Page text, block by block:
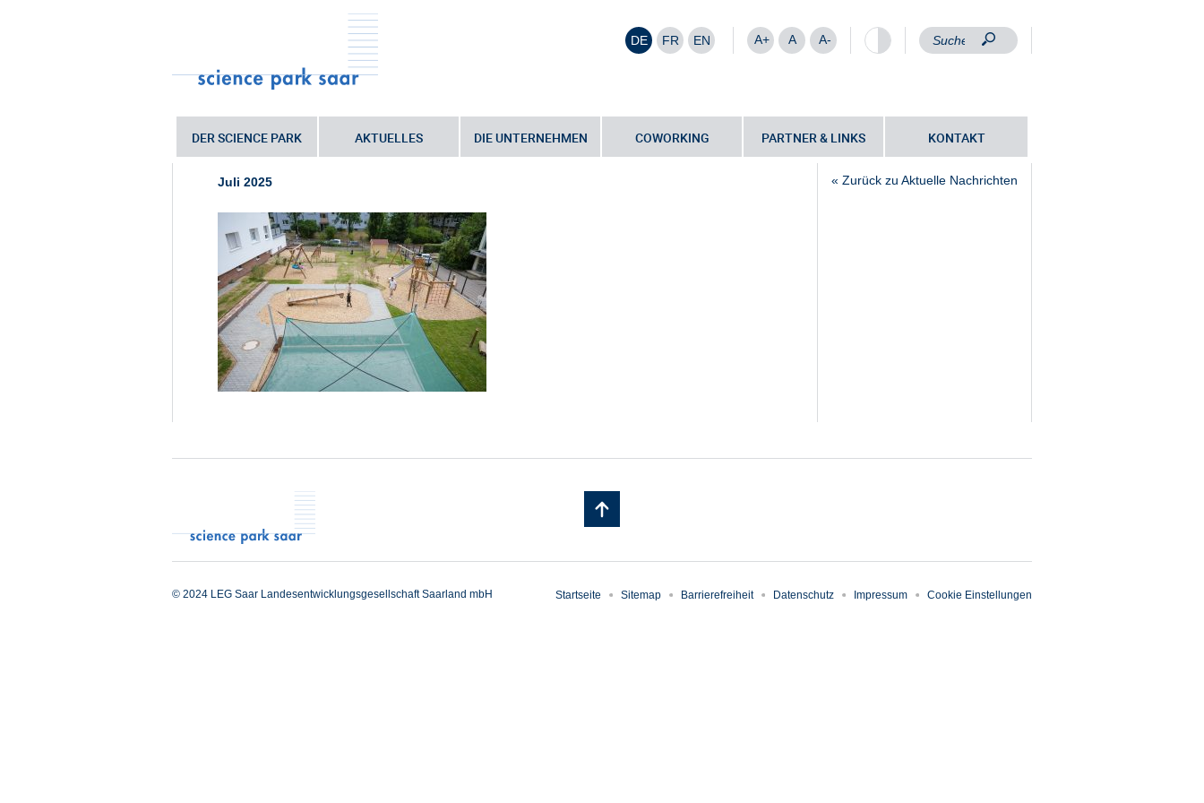
DE FR EN A+ A A-
DER SCIENCE PARK AKTUELLES DIE UNTERNEHMEN COWORKING PARTNER & LINKS KONTAKT
Sie sind hier: Startseite Eröffnung der inklusiven Kita „Waldwichtel“ •Kita Waldwichtel
Juli 2025 « Zurück zu Aktuelle Nachrichten
© 2024 LEG Saar Landesentwicklungsgesellschaft Saarland mbH Startseite Sitemap Barrierefreiheit Datenschutz Impressum Cookie Einstellungen